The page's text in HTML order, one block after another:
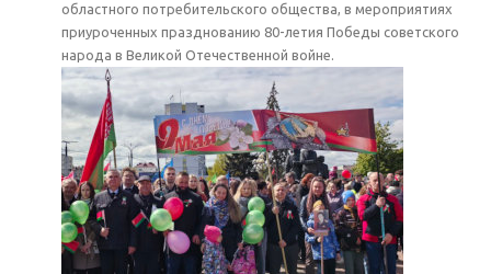
областного потребительского общества, в мероприятиях
приуроченных празднованию 80-летия Победы советского
народа в Великой Отечественной войне.